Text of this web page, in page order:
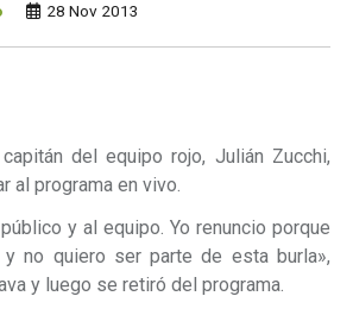
28 Nov 2013
del equipo rojo, Julián Zucchi,
al programa en vivo.
y al equipo. Yo renuncio porque
no quiero ser parte de esta burla»,
y luego se retiró del programa.